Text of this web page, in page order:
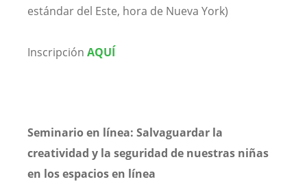
estándar del Este, hora de Nueva York)
Inscripción AQUÍ
Seminario en línea: Salvaguardar la
creatividad y la seguridad de nuestras niñas
en los espacios en línea